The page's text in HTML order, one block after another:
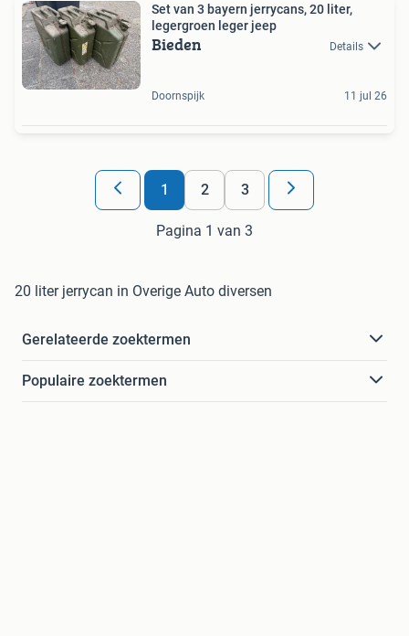
Set van 3 bayern jerrycans, 20 liter,
legergroen leger jeep
Bieden Details
Doornspijk 11 jul 26
1 2 3
Pagina 1 van 3
20 liter jerrycan in Overige Auto diversen
Gerelateerde zoektermen
Populaire zoektermen